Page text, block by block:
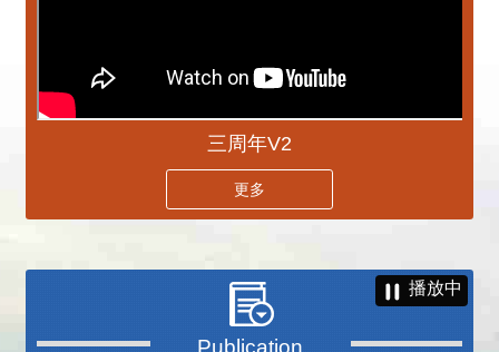
三周年V2
更多
播放中